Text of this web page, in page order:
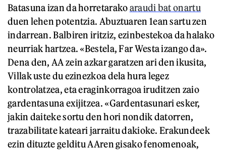
Batasuna izan da horretarakoaraudi bat onartu
duen lehen potentzia. Abuztuaren 1ean sartu zen
indarrean. Balbiren iritziz, ezinbestekoa da halako
neurriak hartzea. «Bestela, Far Westa izango da».
Dena den, AA zein azkar garatzen ari den ikusita,
Villak uste du ezinezkoa dela hura legez
kontrolatzea, eta eraginkorragoa iruditzen zaio
gardentasuna exijitzea. «Gardentasunari esker,
jakin daiteke sortu den hori nondik datorren,
trazabilitate kateari jarraitu dakioke. Erakundeek
ezin dituzte gelditu AAren gisako fenomenoak,